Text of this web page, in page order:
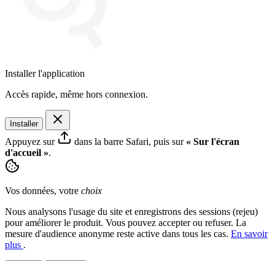
Installer l'application
Accès rapide, même hors connexion.
Installer
Appuyez sur dans la barre Safari, puis sur « Sur l'écran
d'accueil ».
Vos données, votre choix
Nous analysons l'usage du site et enregistrons des sessions (rejeu)
pour améliorer le produit. Vous pouvez accepter ou refuser. La
mesure d'audience anonyme reste active dans tous les cas. En savoir
plus .